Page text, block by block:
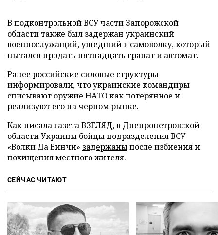
В подконтрольной ВСУ части Запорожской
области также был задержан украинский
военнослужащий, ушедший в самоволку, который
пытался продать пятнадцать гранат и автомат.
Ранее российские силовые структуры
информировали, что украинские командиры
списывают оружие НАТО как потерянное и
реализуют его на черном рынке.
Как писала газета ВЗГЛЯД, в Днепропетровской
области Украины бойцы подразделения ВСУ
«Волки Да Винчи» задержаныпосле избиения и
похищения местного жителя.
СЕЙЧАС ЧИТАЮТ